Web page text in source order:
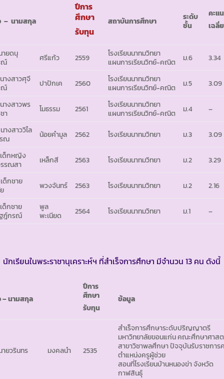
– นามสกุล
ปีการ
ศึกษา
รับทุน
สถาบันการศึกษา
ระดับ
ชั้น
คะแ
เฉลี่ย
ายดนุ
ณ์
ศรีแก้ว 2559
โรงเรียนนาทมวิทยา
แผนการเรียนวิทย์-คณิต
ม.6
3.34
างสาวศุจี
ณ์
ปาปักเค 2560
โรงเรียนนาทมวิทยา
แผนการเรียนวิทย์-คณิต
ม.5
3.09
างสาวพร
า
โมธรรม 2561
โรงเรียนนาทมวิทยา
แผนการเรียนวิทย์-คณิต
ม.4
–
างสาววิไล
ณ
น้อยคำมูล 2562 โรงเรียนนาทมวิทยา ม.3
3.09
ด็กหญิง
รณสา
เหล็กสี 2563 โรงเรียนนาทมวิทยา ม.2
3.29
ด็กชาย
พวงจันทร์ 2563 โรงเรียนนาทมวิทยา ม.2
2.16
ด็กชาย
ฎ์กรณ์
พูล
พะเนียด
2564 โรงเรียนนาทมวิทยา ม.1 –
นักเรียนในพระราชานุเคราะห์ฯ ที่สำเร็จการศึกษา มีจำนวน 13 คน ดังนี้
– นามสกุล
ปีการ
ศึกษา
รับทุน
ข้อมูล
ายวรินทร มงคลนำ 2535
สำเร็จการศึกษาระดับปริญญาตรี
มหาวิทยาลัยขอนแก่น คณะศึกษาศาส
สาขาวิชาพลศึกษา ปัจจุบันรับราชการ
ตำแหน่งครูผู้ช่วย
สอนที่โรงเรียนบ้านหนองข่า จังหวัด
กาฬสินธุ์